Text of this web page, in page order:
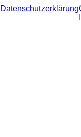
Datenschutzerklärung